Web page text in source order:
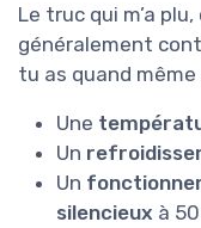
Le truc qui m’a
généralement
tu as quand même
Une
Un
Un
silencieux à